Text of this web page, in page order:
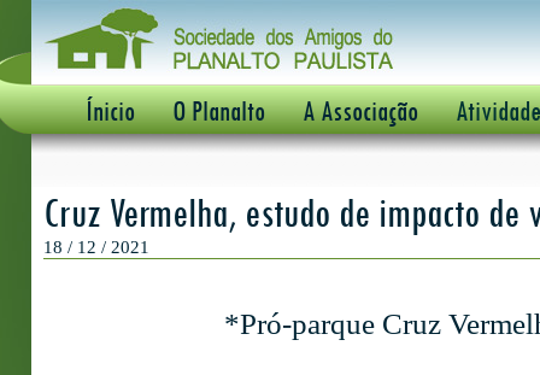
Ínicio O Planalto A Associação
Cruz Vermelha, estudo de impacto de
18 / 12 / 2021
*Pró-parque Cruz